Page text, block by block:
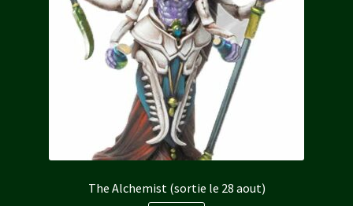
The Alchemist (sortie le 28 aout)